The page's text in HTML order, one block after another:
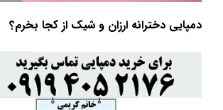
دمپایی دخترانه ارزان و شیک از کجا بخرم؟